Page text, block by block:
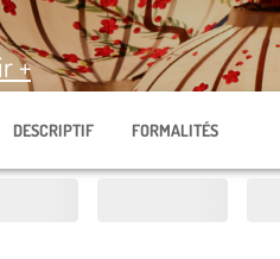
+
DESCRIPTIF FORMALITÉS